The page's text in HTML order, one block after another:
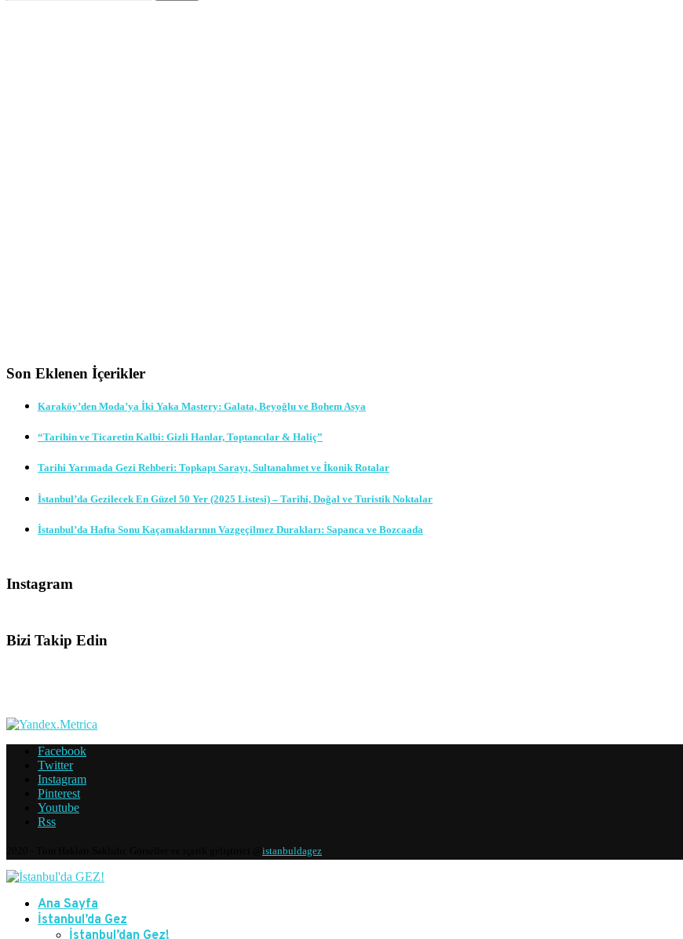
Son Eklenen İçerikler
Karaköy’den Moda’ya İki Yaka Mastery: Galata, Beyoğlu ve Bohem Asya
“Tarihin ve Ticaretin Kalbi: Gizli Hanlar, Toptancılar & Haliç”
Tarihi Yarımada Gezi Rehberi: Topkapı Sarayı, Sultanahmet ve İkonik Rotalar
İstanbul’da Gezilecek En Güzel 50 Yer (2025 Listesi) – Tarihi, Doğal ve Turistik Noktalar
İstanbul’da Hafta Sonu Kaçamaklarının Vazgeçilmez Durakları: Sapanca ve Bozcaada
Instagram
Bizi Takip Edin
Facebook
Twitter
Instagram
Pinterest
Youtube
Rss
istanbuldagez
Ana Sayfa
İstanbul’da Gez
İstanbul’dan Gez!